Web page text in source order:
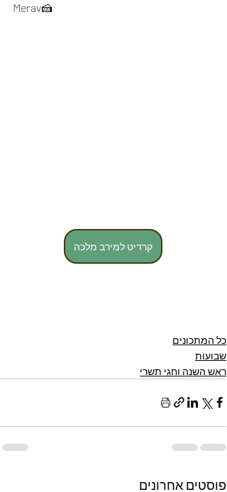
Merav🍰
קרדיט למירב מלכה
כל המתכונים
שבועות
ראש השנה וחגי תשרי
פוסטים אחרונים